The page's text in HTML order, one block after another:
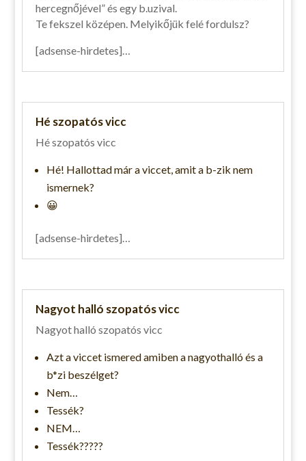
hercegnőjével” és egy b.uzival.
Te fekszel középen. Melyikőjük felé fordulsz?
[adsense-hirdetes]…
Hé szopatós vicc
Hé szopatós vicc
Hé! Hallottad már a viccet, amit a b-zik nem
ismernek?
😀
[adsense-hirdetes]…
Nagyot halló szopatós vicc
Nagyot halló szopatós vicc
Azt a viccet ismered amiben a nagyothalló és a
b*zi beszélget?
Nem…
Tessék?
NEM…
Tessék?????